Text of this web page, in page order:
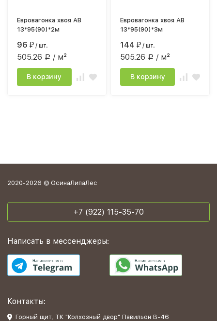
Евровагонка хвоя АВ
13*95(90)*2м
96₽ / шт.
505.26 Р / м²
В корзину
Евровагонка хвоя АВ
13*95(90)*3м
144₽ / шт.
505.26 Р / м²
В корзину
2020-2026 © ОсинаЛипаЛес
+7 (922) 115-35-70
Написать в мессенджеры:
Контакты:
Горный щит, ТК "Колхозный двор" Павильон В-46